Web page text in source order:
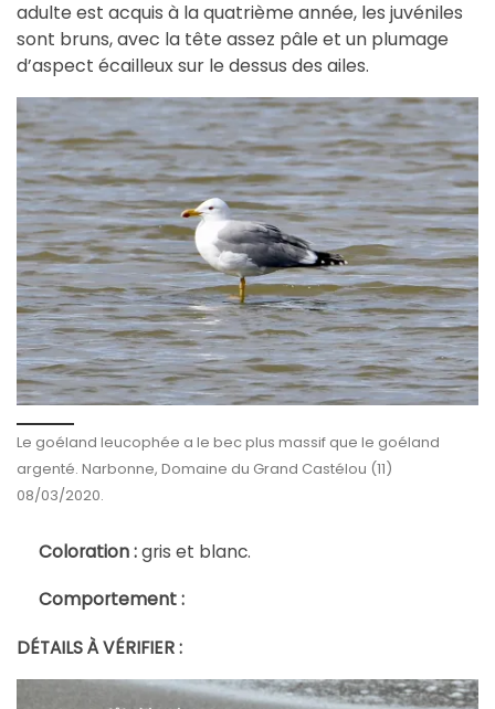
adulte est acquis à la quatrième année, les juvéniles
sont bruns, avec la tête assez pâle et un plumage
d’aspect écailleux sur le dessus des ailes.
Le goéland leucophée a le bec plus massif que le goéland
argenté. Narbonne, Domaine du Grand Castélou (11)
08/03/2020.
Coloration :gris et blanc.
Comportement :
DÉTAILS À VÉRIFIER :